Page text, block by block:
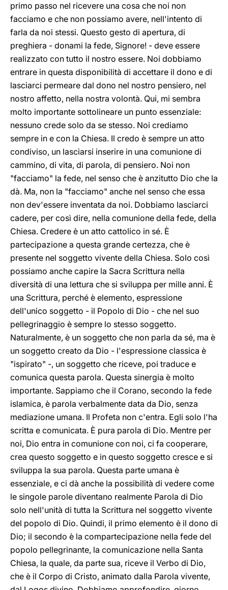
primo passo nel ricevere una cosa che noi non
facciamo e che non possiamo avere, nell'intento di
farla da noi stessi. Questo gesto di apertura, di
preghiera - donami la fede, Signore! - deve essere
realizzato con tutto il nostro essere. Noi dobbiamo
entrare in questa disponibilità di accettare il dono e di
lasciarci permeare dal dono nel nostro pensiero, nel
nostro affetto, nella nostra volontà. Qui, mi sembra
molto importante sottolineare un punto essenziale:
nessuno crede solo da se stesso. Noi crediamo
sempre in e con la Chiesa. Il credo è sempre un atto
condiviso, un lasciarsi inserire in una comunione di
cammino, di vita, di parola, di pensiero. Noi non
"facciamo" la fede, nel senso che è anzitutto Dio che la
dà. Ma, non la "facciamo" anche nel senso che essa
non dev'essere inventata da noi. Dobbiamo lasciarci
cadere, per così dire, nella comunione della fede, della
Chiesa. Credere è un atto cattolico in sé. È
partecipazione a questa grande certezza, che è
presente nel soggetto vivente della Chiesa. Solo così
possiamo anche capire la Sacra Scrittura nella
diversità di una lettura che si sviluppa per mille anni. È
una Scrittura, perché è elemento, espressione
dell'unico soggetto - il Popolo di Dio - che nel suo
pellegrinaggio è sempre lo stesso soggetto.
Naturalmente, è un soggetto che non parla da sé, ma è
un soggetto creato da Dio - l'espressione classica è
"ispirato" -, un soggetto che riceve, poi traduce e
comunica questa parola. Questa sinergia è molto
importante. Sappiamo che il Corano, secondo la fede
islamica, è parola verbalmente data da Dio, senza
mediazione umana. Il Profeta non c'entra. Egli solo l'ha
scritta e comunicata. È pura parola di Dio. Mentre per
noi, Dio entra in comunione con noi, ci fa cooperare,
crea questo soggetto e in questo soggetto cresce e si
sviluppa la sua parola. Questa parte umana è
essenziale, e ci dà anche la possibilità di vedere come
le singole parole diventano realmente Parola di Dio
solo nell'unità di tutta la Scrittura nel soggetto vivente
del popolo di Dio. Quindi, il primo elemento è il dono di
Dio; il secondo è la compartecipazione nella fede del
popolo pellegrinante, la comunicazione nella Santa
Chiesa, la quale, da parte sua, riceve il Verbo di Dio,
che è il Corpo di Cristo, animato dalla Parola vivente,